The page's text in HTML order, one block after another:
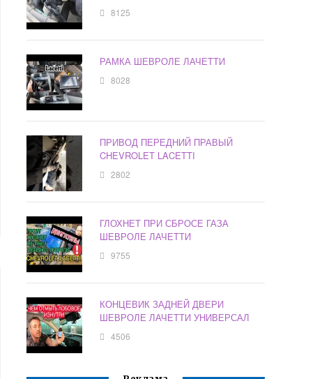
8125
РАМКА ШЕВРОЛЕ ЛАЧЕТТИ
8028
ПРИВОД ПЕРЕДНИЙ ПРАВЫЙ
CHEVROLET LACETTI
2802
ГЛОХНЕТ ПРИ СБРОСЕ ГАЗА
ШЕВРОЛЕ ЛАЧЕТТИ
9755
КОНЦЕВИК ЗАДНЕЙ ДВЕРИ
ШЕВРОЛЕ ЛАЧЕТТИ УНИВЕРСАЛ
4506